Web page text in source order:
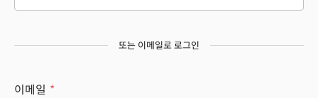
또는 이메일로 로그인
이메일